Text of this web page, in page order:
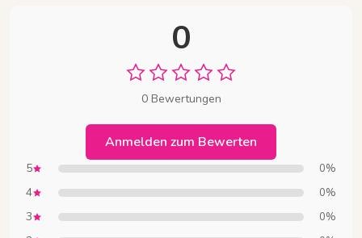
0
0 Bewertungen
Anmelden zum Bewerten
5 0%
4 0%
3 0%